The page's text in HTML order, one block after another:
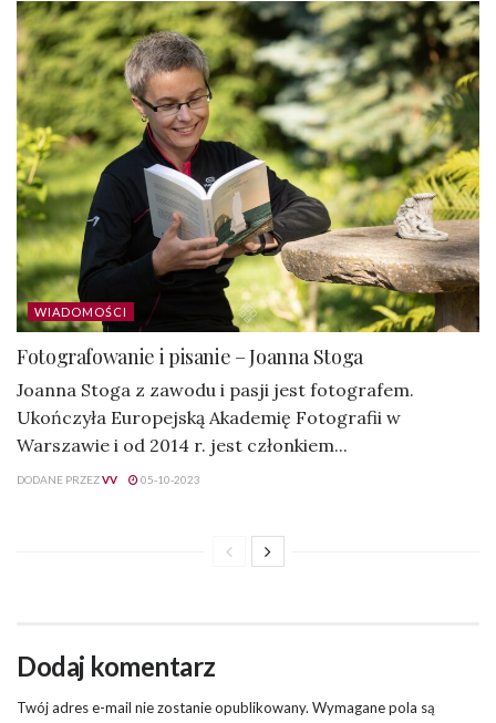
WIADOMOŚCI
Fotografowanie i pisanie – Joanna Stoga
Joanna Stoga z zawodu i pasji jest fotografem.
Ukończyła Europejską Akademię Fotografii w
Warszawie i od 2014 r. jest członkiem...
DODANE PRZEZVV 05-10-2023
Dodaj komentarz
Twój adres e-mail nie zostanie opublikowany. Wymagane pola są